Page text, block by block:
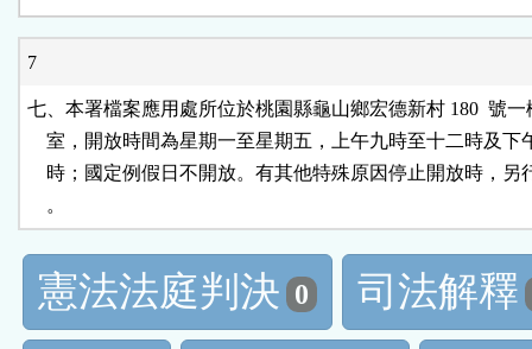
7
七、本署檔案應用處所位於桃園縣龜山鄉宏德新村 180  號
室，開放時間為星期一至星期五，上午九時至十二時及下
時；國定例假日不開放。有其他特殊原因停止開放時，另
    。
憲法法庭判決 0
司法解釋